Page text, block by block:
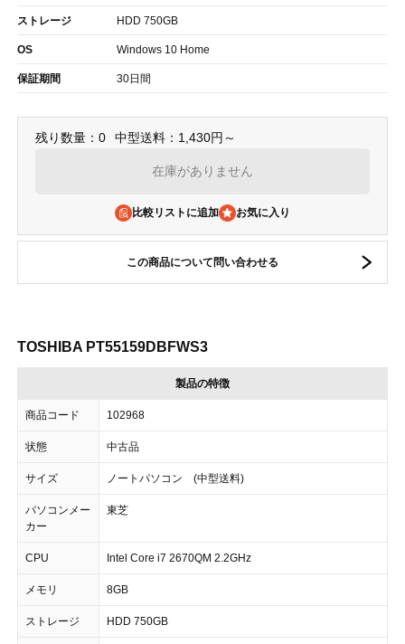
ストレージ HDD 750GB
OS Windows 10 Home
保証期間 30日間
残り数量：0 中型送料：1,430円～
在庫がありません
比較リストに追加
この商品について問い合わせる
TOSHIBA PT55159DBFWS3
製品の特徴
商品コード 102968
状態 中古品
サイズ ノートパソコン (中型送料)
パソコンメー
カー
東芝
CPU Intel Core i7 2670QM 2.2GHz
メモリ 8GB
ストレージ HDD 750GB